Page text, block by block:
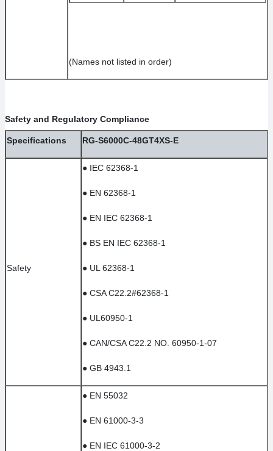
(Names not listed in order)
Safety and Regulatory Compliance
Specifications RG-S6000C-48GT4XS-E
Safety
● IEC 62368-1
● EN 62368-1
● EN IEC 62368-1
● BS EN IEC 62368-1
● UL 62368-1
● CSA C22.2#62368-1
● UL60950-1
● CAN/CSA C22.2 NO. 60950-1-07
● GB 4943.1
● EN 55032
● EN 61000-3-3
● EN IEC 61000-3-2